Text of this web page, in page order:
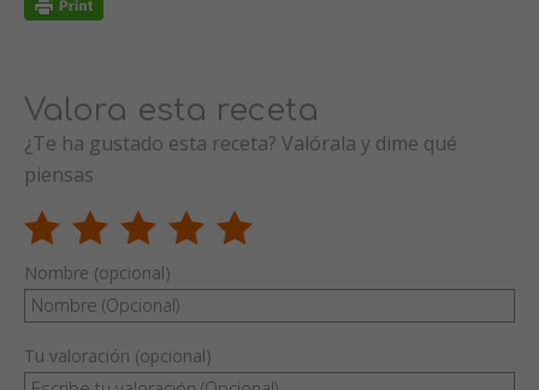
Valora esta receta
¿Te ha gustado esta receta? Valórala y dime qué
piensas
Nombre (opcional)
Tu valoración (opcional)